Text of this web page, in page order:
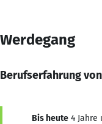
Werdegang
Berufserfahrung
Bis heute 4 Jahre